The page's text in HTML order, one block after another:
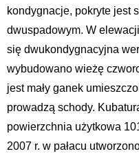
kondygnacje, pokryte jest
dwuspadowym. W
się dwukondygnacyjna
wybudowano wieżę
jest mały ganek
prowadzą schody.
powierzchnia użytkowa
2007 r. w pałacu